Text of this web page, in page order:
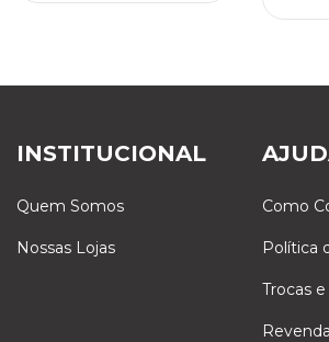
INSTITUCIONAL
Quem Somos
Nossas Lojas
Como
Política
Trocas